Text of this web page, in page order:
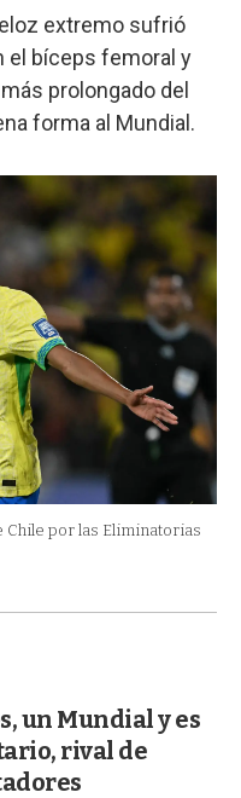
extremo sufrió
el bíceps femoral y
prolongado del
forma al Mundial.
Chile por las Eliminatorias
un Mundial y es
rival de